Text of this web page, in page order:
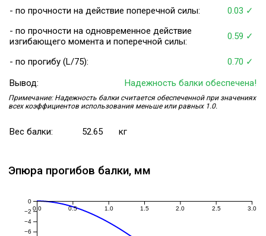
- по прочности на действие поперечной силы:
0.03 ✓
- по прочности на одновременное действие
изгибающего момента и поперечной силы:
0.59 ✓
- по прогибу (L/75):
0.70 ✓
Вывод:
Надежность балки обеспечена!
Примечание: Надежность балки считается обеспеченной при значениях
всех коэффициентов использования меньше или равных 1.0.
Вес балки: 52.65 кг
Эпюра прогибов балки, мм
0.0 0.5 1.0 1.5 2.0 2.5 3.0
−6
−4
−2
0